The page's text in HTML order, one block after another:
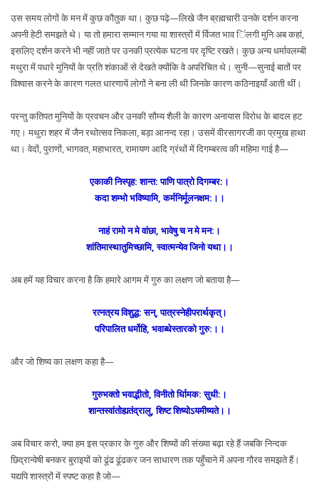
उस समय लोगों के मन में कुछ कौतुक था। कुछ पढ़े—लिखे जैन ब्रह्मचारी उनके दर्शन करना
अपनी हेटी समझते थे। या तो हमारा सम्मान गया या शास्त्रों में र्विजत भाव िंलगी मुनि अब कहां,
इसलिए दर्शन करने भी नहीं जाते पर उनकी प्रत्येक घटना पर दृष्टि रखते। कुछ अन्य धर्मावलम्बी
मथुरा में पधारे मुनियों के प्रति शंकाओं से देखते क्योंकि वे अपरिचित थे। सुनी—सुनाई बातों पर
विश्वास करने के कारण गलत धारणायें लोगों ने बना ली थी जिनके कारण कठिनाइयाँ आती थीं।
परन्तु कतिपत मुनियों के प्रवचन और उनकी सौम्य शैली के कारण अनायास विरोध के बादल हट
गए। मथुरा शहर में जैन रथोत्सव निकला, बड़ा आनन्द रहा। उसमें वीरसागरजी का प्रमुख हाथा
था। वेदों, पुराणों, भागवत, महाभारत, रामायण आदि ग्रंथों में दिगम्बरत्व की महिमा गाई है—
एकाकी निस्पृह: शान्त: पाणि पात्रो दिगम्बर:।
कदा शम्भो भविष्यामि, कर्मनिर्मूलनक्षम:।।
नाहं रामो न मे वांछा, भावेषु च न मे मन:।
शांतिमास्थातुमिच्छामि, स्वात्मन्येव जिनो यथा।।
अब हमें यह विचार करना है कि हमारे आगम में गुरु का लक्षण जो बताया है—
रत्नत्रय विशुद्ध: सन्, पात्रस्नेहीपरार्थकृत्।
परिपालित धर्मोहि, भवाब्धेस्तारको गुरु:।।
और जो शिष्य का लक्षण कहा है—
गुरुभक्तो भवाद्भीतो, विनीतो र्धािमक: सुधी:।
शान्तस्वांतोह्यतंद्रालु, शिष्ट शिष्योऽयमीष्यते।।
अब विचार करो, क्या हम इस प्रकार के गुरु और शिष्यों की संख्या बढ़ा रहे हैं जबकि निन्दक
छिद्रान्वेषी बनकर बुराइयों को ढूंढ ढूंढकर जन साधारण तक पहुँचाने में अपना गौरव समझते हैं।
यद्यपि शास्त्रों में स्पष्ट कहा है जो—